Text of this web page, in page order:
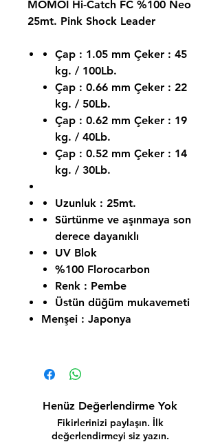
MOMOI Hi-Catch FC %100 Neo
25mt. Pink Shock Leader
Çap : 1.05 mm Çeker : 45
kg. / 100Lb.
Çap : 0.66 mm Çeker : 22
kg. / 50Lb.
Çap : 0.62 mm Çeker : 19
kg. / 40Lb.
Çap : 0.52 mm Çeker : 14
kg. / 30Lb.
Uzunluk : 25mt.
Sürtünme ve aşınmaya son
derece dayanıklı
UV Blok
%100 Florocarbon
Renk : Pembe
Üstün düğüm mukavemeti
Menşei : Japonya
Henüz Değerlendirme Yok
Fikirlerinizi paylaşın. İlk
değerlendirmeyi siz yazın.